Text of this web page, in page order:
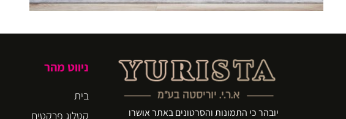
יובהר כי התמונות והסרטונים באתר אושרו
ניווט מהר
בית
קטלוג פרקטים